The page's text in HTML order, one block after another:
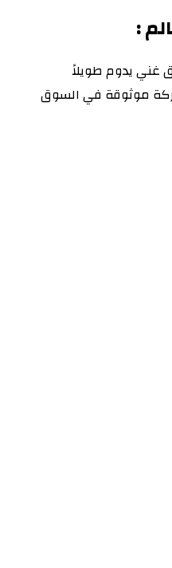
:
غني يدوم طويلاً
موثوقة في السوق